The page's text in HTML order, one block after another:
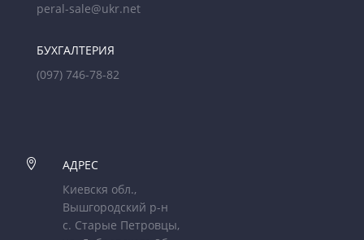
peral-sale@ukr.net
БУХГАЛТЕРИЯ
(097) 746-78-82

АДРЕС
Киевскя обл.,
Вышгородский р-н
с. Старые Петровцы,